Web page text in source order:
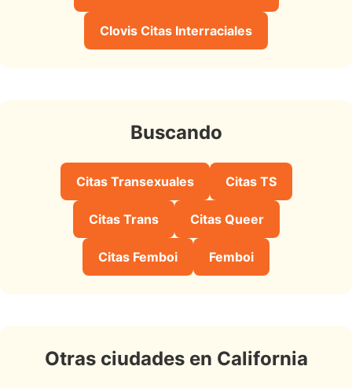
Clovis Citas Interraciales
Buscando
Citas Transexuales Citas TS
Citas Trans Citas Queer
Citas Femboi Femboi
Otras ciudades en California